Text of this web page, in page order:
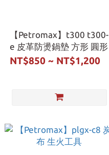
【Petromax】t300 t300-
e 皮革防燙鍋墊 方形 圓形
NT$850 ~ NT$1,200